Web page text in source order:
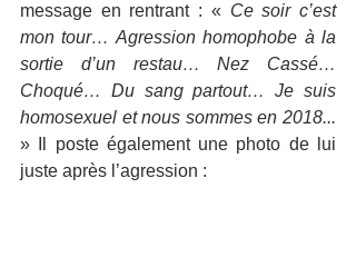
message en rentrant : « Ce soir c’est
mon tour… Agression homophobe à la
sortie d’un restau… Nez Cassé…
Choqué… Du sang partout… Je suis
homosexuel et nous sommes en 2018...
» Il poste également une photo de lui
juste après l’agression :